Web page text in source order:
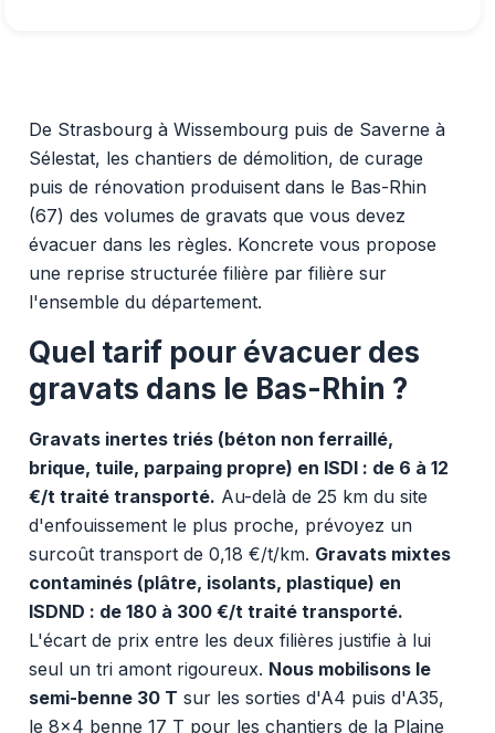
De Strasbourg à Wissembourg puis de Saverne à
Sélestat, les chantiers de démolition, de curage
puis de rénovation produisent dans le Bas-Rhin
(67) des volumes de gravats que vous devez
évacuer dans les règles. Koncrete vous propose
une reprise structurée filière par filière sur
l'ensemble du département.
Quel tarif pour évacuer des
gravats dans le Bas-Rhin ?
Gravats inertes triés (béton non ferraillé,
brique, tuile, parpaing propre) en ISDI : de 6 à 12
€/t traité transporté. Au-delà de 25 km du site
d'enfouissement le plus proche, prévoyez un
surcoût transport de 0,18 €/t/km. Gravats mixtes
contaminés (plâtre, isolants, plastique) en
ISDND : de 180 à 300 €/t traité transporté.
L'écart de prix entre les deux filières justifie à lui
seul un tri amont rigoureux. Nous mobilisons le
semi-benne 30 T sur les sorties d'A4 puis d'A35,
le 8x4 benne 17 T pour les chantiers de la Plaine